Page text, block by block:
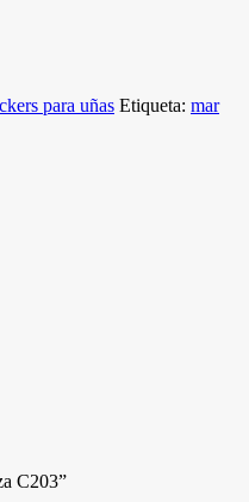
para uñas Etiqueta: mar
C203”